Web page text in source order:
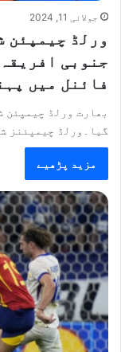
جولائی 11, 2024
ورلڈ چیمپئن
جنوبی
فائنل میں
بھارت ورلڈ چیمپئن
گیا۔ورلڈ چیمپئنز
مزید پڑھیے